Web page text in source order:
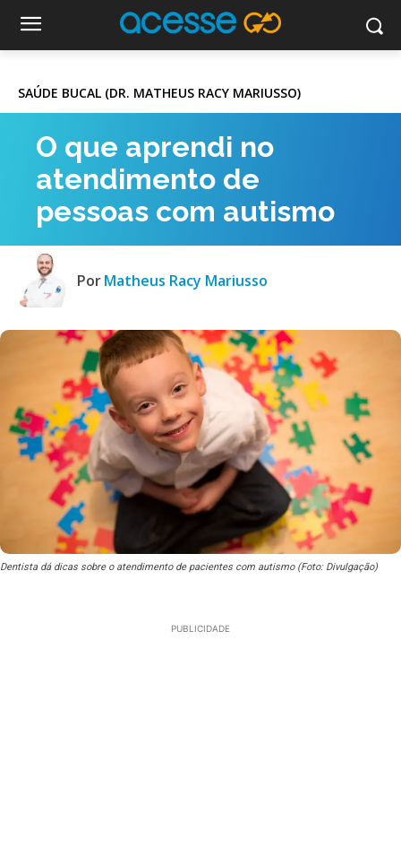
SAÚDE BUCAL (DR. MATHEUS RACY MARIUSSO)
O que aprendi no
atendimento de
pessoas com autismo
PorMatheus Racy Mariusso
Dentista dá dicas sobre o atendimento de pacientes com autismo (Foto: Divulgação)
PUBLICIDADE